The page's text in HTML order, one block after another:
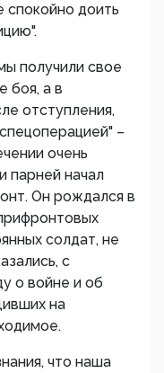
спокойно доить
получили свое
боя, а в
отступления,
–
очень
парней начал
Он рождался в
солдат, не
с
о войне и об
на
что наша